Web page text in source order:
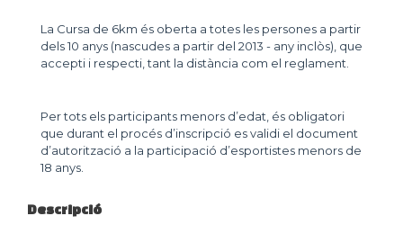
La Cursa de 6km és oberta a totes les persones a partir
dels 10 anys (nascudes a partir del 2013 - any inclòs), que
accepti i respecti, tant la distància com el reglament.
Per tots els participants menors d’edat, és obligatori
que durant el procés d’inscripció es validi el document
d’autorització a la participació d’esportistes menors de
18 anys.
Descripció